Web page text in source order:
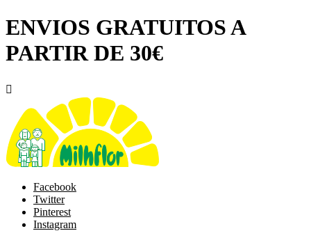
ENVIOS GRATUITOS A
PARTIR DE 30€

Facebook
Twitter
Pinterest
Instagram